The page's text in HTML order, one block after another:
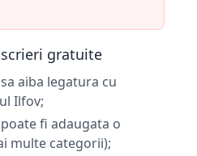
gratuite
aiba legatura cu
Ilfov;
fi adaugata o
multe categorii);